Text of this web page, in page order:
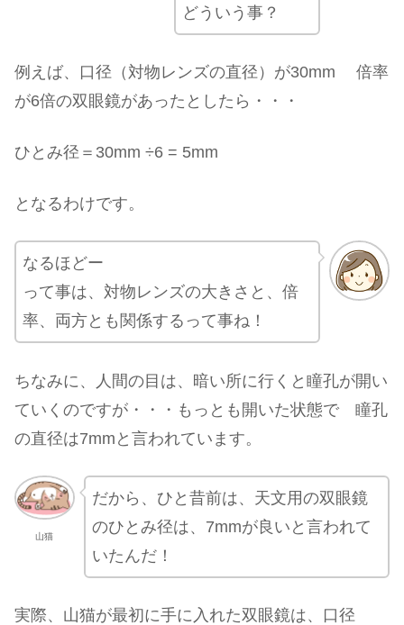
どういう事？
例えば、口径（対物レンズの直径）が30mm 倍率
が6倍の双眼鏡があったとしたら・・・
ひとみ径＝30mm ÷6 = 5mm
となるわけです。
なるほどー
って事は、対物レンズの大きさと、倍
率、両方とも関係するって事ね！
ちなみに、人間の目は、暗い所に行くと瞳孔が開い
ていくのですが・・・もっとも開いた状態で 瞳孔
の直径は7mmと言われています。
山猫
だから、ひと昔前は、天文用の双眼鏡
のひとみ径は、7mmが良いと言われて
いたんだ！
実際、山猫が最初に手に入れた双眼鏡は、口径